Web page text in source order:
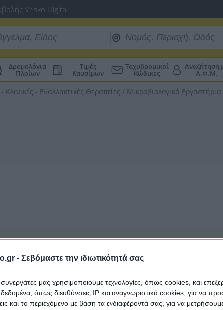
- Σεβόμαστε την ιδιωτικότητά σας
συνεργάτες μας χρησιμοποιούμε τεχνολογίες, όπως cookies, και
όπως διευθύνσεις IP και αναγνωριστικά cookies, για να
και το περιεχόμενο με βάση τα ενδιαφέροντά σας, για να
Vrisko Digital
Δρομολόγια
Πλοίων
Τιμές
Καυσίμων
Ταχυδρομικοί
Κώδικες
Αναζήτηση
Α.Φ.Μ.
Κλινικές - Εναλλακτικές Θεραπείες / Μικροβιολογικά Εργαστήρια